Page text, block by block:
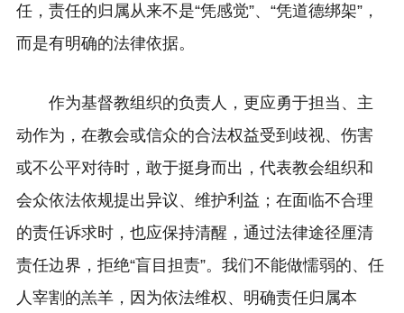
任，责任的归属从来不是“凭感觉”、“凭道德绑架”，
而是有明确的法律依据。
作为基督教组织的负责人，更应勇于担当、主
动作为，在教会或信众的合法权益受到歧视、伤害
或不公平对待时，敢于挺身而出，代表教会组织和
会众依法依规提出异议、维护利益；在面临不合理
的责任诉求时，也应保持清醒，通过法律途径厘清
责任边界，拒绝“盲目担责”。我们不能做懦弱的、任
人宰割的羔羊，因为依法维权、明确责任归属本